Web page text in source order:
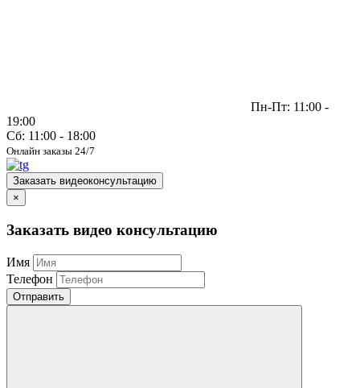
Пн-Пт: 11:00 -
19:00
Сб: 11:00 - 18:00
Онлайн заказы 24/7
Заказать видеоконсультацию
×
Заказать видео консультацию
Имя
Телефон
Отправить